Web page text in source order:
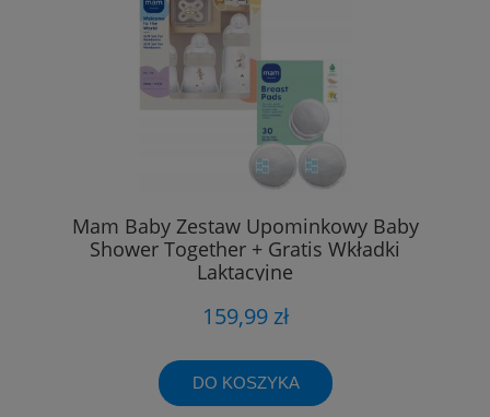
Mam Baby Zestaw Upominkowy Baby
Shower Together + Gratis Wkładki
Laktacyjne
159,99 zł
DO KOSZYKA